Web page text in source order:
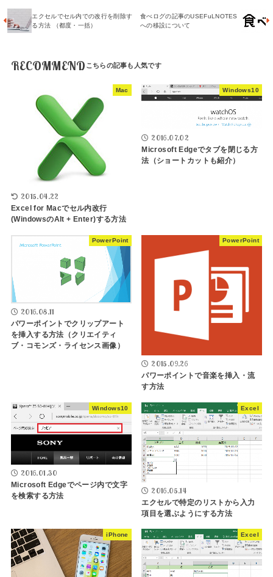
エクセルでセル内での改行を削除す
る方法 （都度・一括）
食べログの記事のUSEFuLNOTES
への移設について
RECOMMEND
Mac
2015.04.22
Excel for Macでセル内改行
(WindowsのAlt + Enter)する方法
Windows10
2016.07.02
Microsoft Edgeでタブを閉じる方
法（ショートカットも紹介）
PowerPoint
2016.08.11
パワーポイントでクリップアート
を挿入する方法（クリエイティ
ブ・コモンズ・ライセンス画像）
PowerPoint
2015.09.26
パワーポイントで音楽を挿入・流
す方法
Windows10
2016.01.30
Microsoft Edgeでページ内で文字
を検索する方法
Excel
2016.05.14
エクセルで特定のリストから入力
項目を選ぶようにする方法
iPhone Excel